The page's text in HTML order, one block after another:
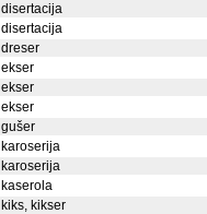
disertacija
disertacija
dreser
ekser
ekser
ekser
gušer
karoserija
karoserija
kaserola
kiks, kikser